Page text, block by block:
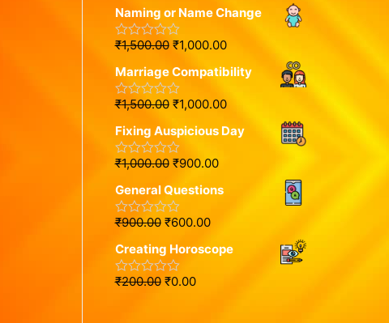
u
t
o
f
t
e
d
0
u
t
o
f
Naming or Name Change
R
t
e
d
0
u
t
o
f
₹1,500.00 ₹1,000.00
Marriage Compatibility
R
t
e
d
0
u
t
o
f
₹1,500.00 ₹1,000.00
Fixing Auspicious Day
R
t
e
d
0
u
t
o
f
₹1,000.00 ₹900.00
General Questions
R
t
e
d
0
₹900.00 ₹600.00
Creating Horoscope
R
₹200.00 ₹0.00